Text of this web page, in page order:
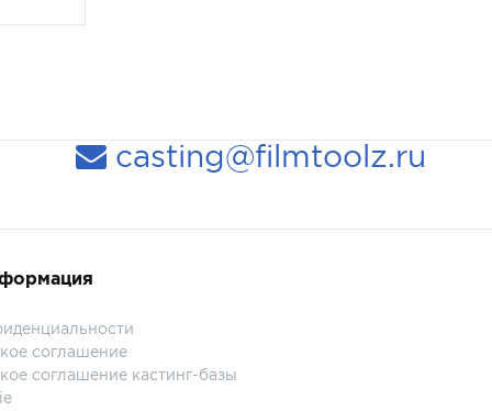
casting@filmtoolz.ru
соглашение
соглашение кастинг-базы